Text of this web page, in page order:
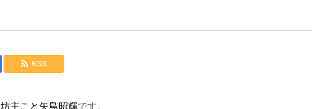
RSS
主こと矢島昭輝です。